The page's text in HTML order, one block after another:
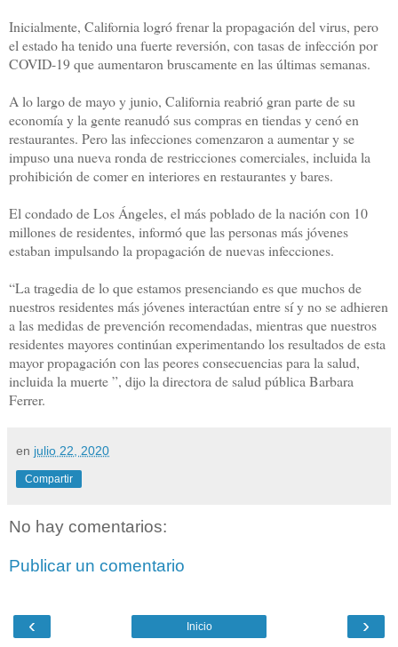
Inicialmente, California logró frenar la propagación del virus, pero
el estado ha tenido una fuerte reversión, con tasas de infección por
COVID-19 que aumentaron bruscamente en las últimas semanas.
A lo largo de mayo y junio, California reabrió gran parte de su
economía y la gente reanudó sus compras en tiendas y cenó en
restaurantes. Pero las infecciones comenzaron a aumentar y se
impuso una nueva ronda de restricciones comerciales, incluida la
prohibición de comer en interiores en restaurantes y bares.
El condado de Los Ángeles, el más poblado de la nación con 10
millones de residentes, informó que las personas más jóvenes
estaban impulsando la propagación de nuevas infecciones.
“La tragedia de lo que estamos presenciando es que muchos de
nuestros residentes más jóvenes interactúan entre sí y no se adhieren
a las medidas de prevención recomendadas, mientras que nuestros
residentes mayores continúan experimentando los resultados de esta
mayor propagación con las peores consecuencias para la salud,
incluida la muerte ”, dijo la directora de salud pública Barbara
Ferrer.
en julio 22, 2020
Compartir
No hay comentarios:
Publicar un comentario
‹ ›
Inicio